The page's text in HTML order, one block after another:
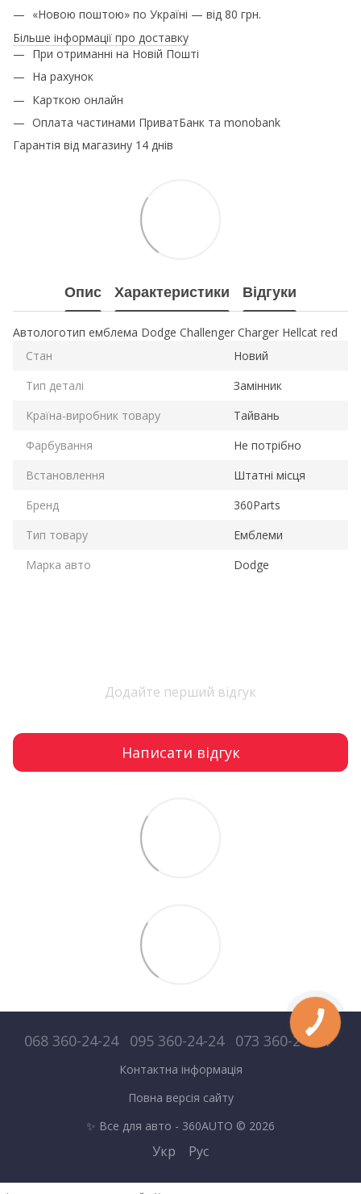
«Новою поштою» по Україні — від 80 грн.
Більше інформації про доставку
При отриманні на Новій Пошті
На рахунок
Карткою онлайн
Оплата частинами ПриватБанк та monobank
Гарантія від магазину 14 днів
Опис Характеристики Відгуки
Автологотип емблема Dodge Challenger Charger Hellcat red
Стан
Новий
Тип деталі
Замінник
Країна-виробник товару
Тайвань
Фарбування
Не потрібно
Встановлення
Штатні місця
Бренд
360Parts
Тип товару
Емблеми
Марка авто
Dodge
Додайте перший відгук
Написати відгук
068 360-24-24 095 360-24-24 073 360-24-24
Контактна інформація
Повна версія сайту
✨ Все для авто - 360AUTO © 2026
Укр Рус